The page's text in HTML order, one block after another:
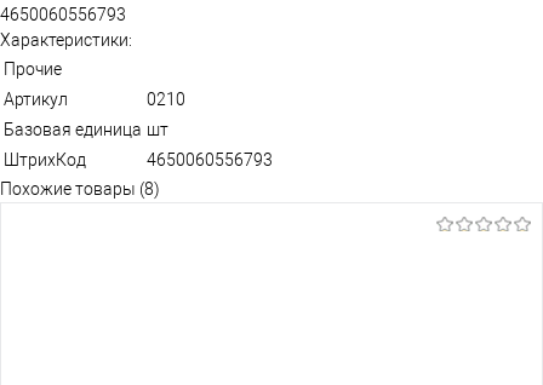
4650060556793
Характеристики:
Прочие
Артикул
0210
Базовая единица шт
ШтрихКод
4650060556793
Похожие товары (8)